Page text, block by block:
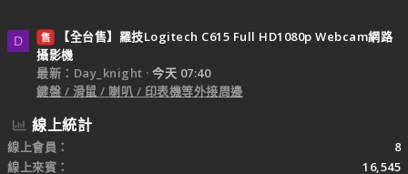
D 售
【全台售】羅技Logitech C615 Full HD1080p Webcam網路
攝影機
最新：Day_knight
今天 07:40
鍵盤 / 滑鼠 / 喇叭 / 印表機等外接周邊
線上統計
線上會員
8
線上來賓
16,545